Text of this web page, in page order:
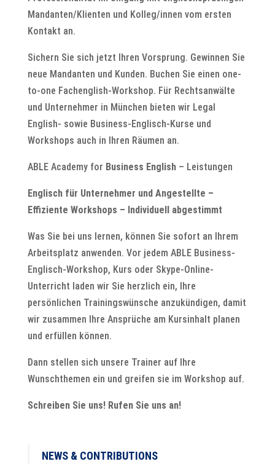
Mandanten/Klienten und Kolleg/innen vom ersten
Kontakt an.
Sichern Sie sich jetzt Ihren Vorsprung. Gewinnen Sie
neue Mandanten und Kunden. Buchen Sie einen one-
to-one Fachenglish-Workshop. Für Rechtsanwälte
und Unternehmer in München bieten wir Legal
English- sowie Business-Englisch-Kurse und
Workshops auch in Ihren Räumen an.
ABLE Academy for Business English– Leistungen
Englisch für Unternehmer und Angestellte –
Effiziente Workshops – Individuell abgestimmt
Was Sie bei uns lernen, können Sie sofort an Ihrem
Arbeitsplatz anwenden. Vor jedem ABLE Business-
Englisch-Workshop, Kurs oder Skype-Online-
Unterricht laden wir Sie herzlich ein, Ihre
persönlichen Trainingswünsche anzukündigen, damit
wir zusammen Ihre Ansprüche am Kursinhalt planen
und erfüllen können.
Dann stellen sich unsere Trainer auf Ihre
Wunschthemen ein und greifen sie im Workshop auf.
Schreiben Sie uns! Rufen Sie uns an!
NEWS & CONTRIBUTIONS